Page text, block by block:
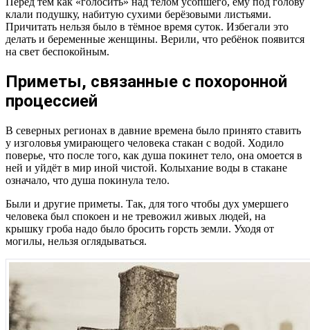
клали подушку, набитую сухими берёзовыми листьями.
Причитать нельзя было в тёмное время суток. Избегали это
делать и беременные женщины. Верили, что ребёнок появится
на свет беспокойным.
Приметы, связанные с похоронной
процессией
В северных регионах в давние времена было принято ставить
у изголовья умирающего человека стакан с водой. Ходило
поверье, что после того, как душа покинет тело, она омоется в
ней и уйдёт в мир иной чистой. Колыхание воды в стакане
означало, что душа покинула тело.
Были и другие приметы. Так, для того чтобы дух умершего
человека был спокоен и не тревожил живых людей, на
крышку гроба надо было бросить горсть земли. Уходя от
могилы, нельзя оглядываться.